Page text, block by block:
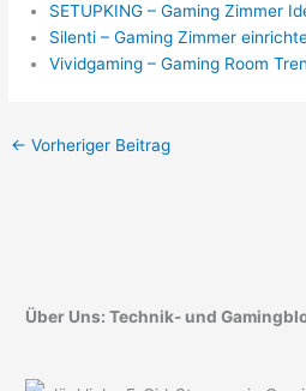
SETUPKING – Gaming Zimmer
Silenti – Gaming Zimmer
Vividgaming – Gaming Room
← Vorheriger Beitrag
Über Uns: Technik- und